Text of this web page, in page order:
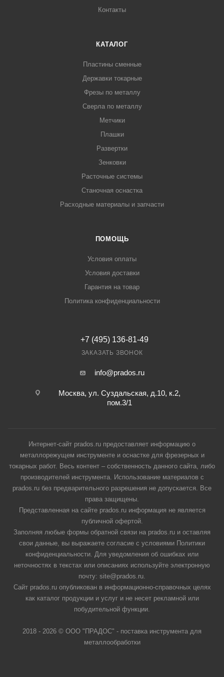
Контакты
КАТАЛОГ
Пластины сменные
Державки токарные
Фрезы по металлу
Сверла по металлу
Метчики
Плашки
Развертки
Зенковки
Расточные системы
Станочная оснастка
Расходные материалы и запчасти
ПОМОЩЬ
Условия оплаты
Условия доставки
Гарантия на товар
Политика конфиденциальности
+7 (495) 136-81-49
ЗАКАЗАТЬ ЗВОНОК
info@prados.ru
Москва, ул. Суздальская, д.10, к.2,
пом.3/1
Интернет-сайт prados.ru предоставляет информацию о
металлорежущем инструменте и оснастке для фрезерных и
токарных работ. Весь контент – собственность данного сайта, либо
производителей инструмента. Использование материалов с
prados.ru без предварительного разрешения не допускается. Все
права защищены.
Представленная на сайте prados.ru информация не является
публичной офертой.
Заполняя любые формы обратной связи на prados.ru и оставляя
свои данные, вы выражаете согласие с условиями Политики
конфиденциальности. Для уведомления об ошибках или
неточностях в текстах или описаниях используйте электронную
почту: site@prados.ru.
Сайт prados.ru опубликован в информационно-справочных целях
как каталог продукции и услуг и не несет рекламной или
побудительной функции.
2018 - 2026 © ООО "ПРАДОС" - поставка инструмента для
металлообработки